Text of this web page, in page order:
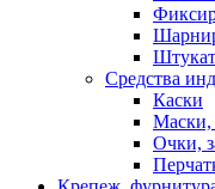
Средства
Каски
Маски,
Очки,